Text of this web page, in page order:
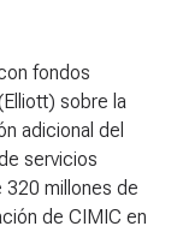
fondos
sobre la
adicional del
servicios
320 millones de
de CIMIC en